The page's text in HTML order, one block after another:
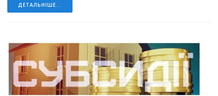
ДЕТАЛЬНІШЕ...